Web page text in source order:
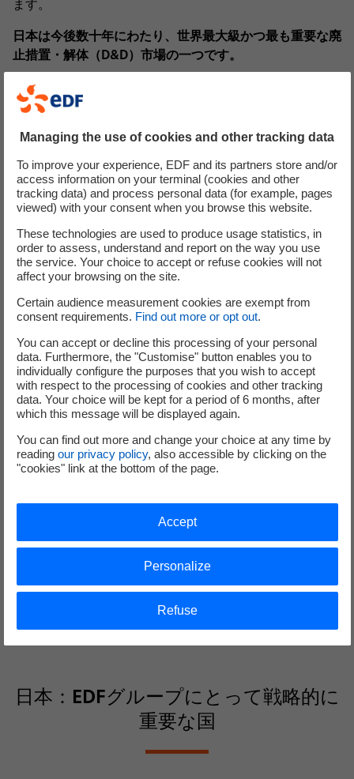
ます。
日本は今後数十年にわたり、世界最大級かつ最も重要な廃
止措置・解体（D&D）市場の一つです。
およそ60基の原子炉のうち、14基が再稼働している一
方、27基が正式に廃止措置段階にあり、福島第一原子力
FBRといった多様な炉型設計が含まれています。
Cyclife Japan：ミッションと戦略的
役割
フランス、スウェーデン、英国にあるCyclifeの施設の能
力を活用し、当社は大型機器を欧州へ輸送して処理するサ
ます
同時に、技術共有パートナーシップを通じて、将来的な国
内施設の整備にも貢献していきます。 グローバルな専門性
とローカルな連携を融合することで、日本の原子力ライフ
サイクルおよびエネルギー転換を支援し、サーキュラーエ
コノミーの推進にも寄与していきます。
「この最初の2年間、私たちはパートナーとの
連携強化に注力し、必要な支援の提供に取り組
シップを構築するとともに、将来に向けた数多
日本：EDFグループにとって戦略的に
重要な国
Managing the use of cookies and other tracking data
To improve your experience, EDF and its partners store and/or
access information on your terminal (cookies and other
tracking data) and process personal data (for example, pages
viewed) with your consent when you browse this website.
These technologies are used to produce usage statistics, in
order to assess, understand and report on the way you use
the service. Your choice to accept or refuse cookies will not
affect your browsing on the site.
Certain audience measurement cookies are exempt from
consent requirements. Find out more or opt out.
You can accept or decline this processing of your personal
data. Furthermore, the "Customise" button enables you to
individually configure the purposes that you wish to accept
with respect to the processing of cookies and other tracking
data. Your choice will be kept for a period of 6 months, after
which this message will be displayed again.
You can find out more and change your choice at any time by
reading our privacy policy, also accessible by clicking on the
"cookies" link at the bottom of the page.
Refuse
Personalize
Accept